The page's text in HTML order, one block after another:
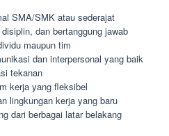
SMA/SMK atau sederajat
dan bertanggung jawab
maupun tim
dan interpersonal yang baik
tekanan
kerja yang fleksibel
lingkungan kerja yang baru
dari berbagai latar belakang